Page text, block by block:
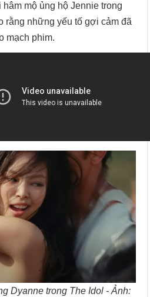
mộ ủng hộ Jennie trong
rằng những yếu tố gợi cảm đã
mạch phim.
Dyanne trong The Idol - Ảnh: